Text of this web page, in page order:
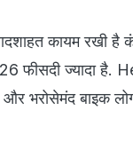
कायम रखी
फीसदी ज्यादा है.
भरोसेमंद बाइक